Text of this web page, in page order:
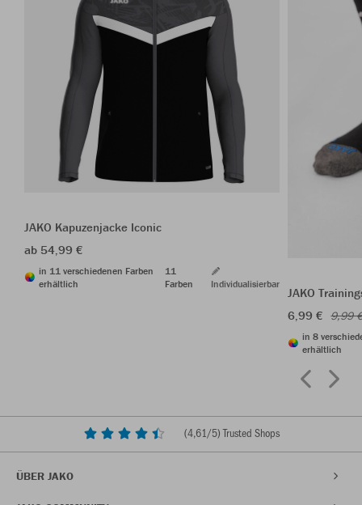
JAKO Kapuzenjacke Iconic
ab 54,99 €
in 11 verschiedenen Farben
erhältlich
11
Farben
Individualisierbar
JAKO
6,99 € 9,99
in 8
erhältlich
(4,61/5) Trusted Shops
ÜBER JAKO